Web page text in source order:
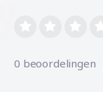
0 beoordelingen